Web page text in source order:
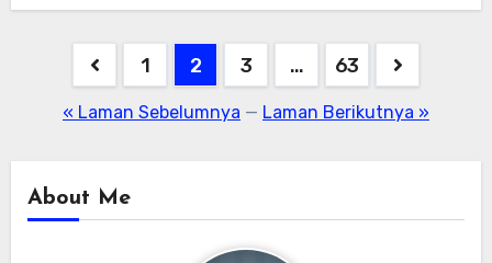
1 2 3 … 63
« Laman Sebelumnya — Laman Berikutnya »
About Me